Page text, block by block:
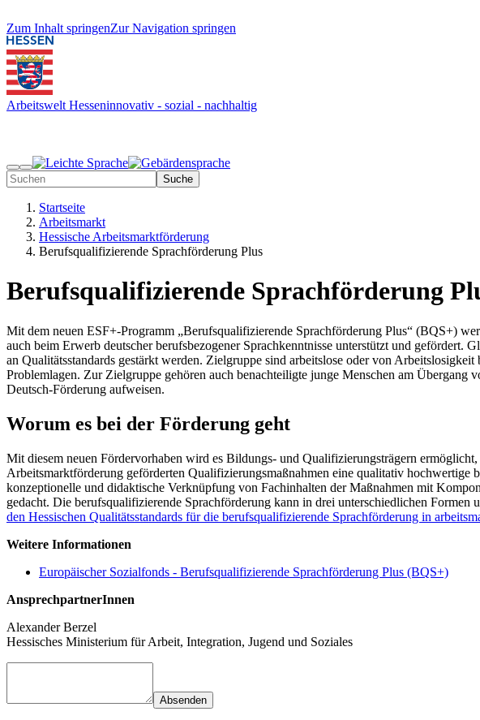
Zum Inhalt springenZur Navigation springen
Arbeitswelt Hesseninnovativ - sozial - nachhaltig
Suche
Startseite
Arbeitsmarkt
Hessische Arbeitsmarktförderung
Berufsqualifizierende Sprachförderung Plus
Berufsqualifizierende Sprachförderung
Mit dem neuen ESF+-Programm „Berufsqualifizierende Sprachförderung Plus“ (BQS+)
auch beim Erwerb deutscher berufsbezogener Sprachkenntnisse unterstützt und
an Qualitätsstandards gestärkt werden. Zielgruppe sind arbeitslose oder von
Problemlagen. Zur Zielgruppe gehören auch benachteiligte junge Menschen am
Deutsch-Förderung aufweisen.
Worum es bei der Förderung geht
Mit diesem neuen Fördervorhaben wird es Bildungs- und Qualifizierungsträgern
Arbeitsmarktförderung geförderten Qualifizierungsmaßnahmen eine qualitativ
konzeptionelle und didaktische Verknüpfung von Fachinhalten der Maßnahmen mit
gedacht. Die berufsqualifizierende Sprachförderung kann in drei unterschiedlichen
den Hessischen Qualitätsstandards für die berufsqualifizierende Sprachförderung in
Weitere Informationen
Europäischer Sozialfonds - Berufsqualifizierende Sprachförderung Plus (BQS+)
AnsprechpartnerInnen
Alexander Berzel
Hessisches Ministerium für Arbeit, Integration, Jugend und Soziales
Absenden